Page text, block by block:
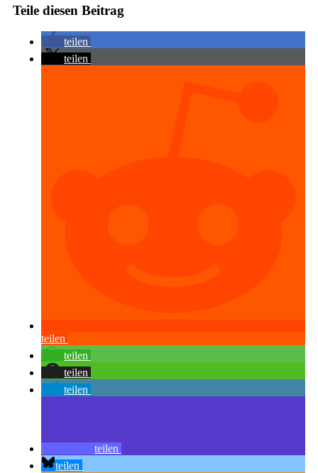
Teile diesen Beitrag
teilen
teilen
teilen
teilen
teilen
teilen
teilen
teilen